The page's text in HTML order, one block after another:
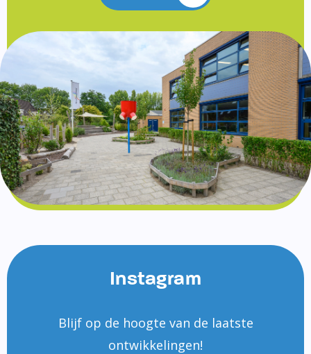
Instagram
Blijf op de hoogte van de laatste
ontwikkelingen!